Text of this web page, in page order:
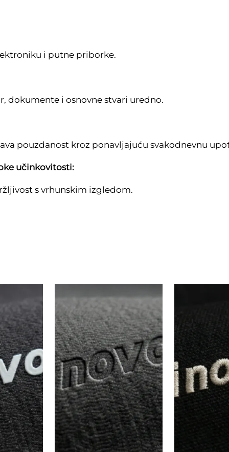
i putne priborke.
dokumente i osnovne stvari uredno.
pouzdanost kroz ponavljajuću svakodnevnu
učinkovitosti:
s vrhunskim izgledom.